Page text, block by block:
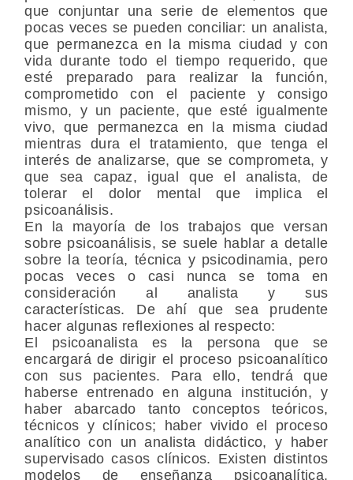
que conjuntar una serie de elementos que
pocas veces se pueden conciliar: un analista,
que permanezca en la misma ciudad y con
vida durante todo el tiempo requerido, que
esté preparado para realizar la función,
comprometido con el paciente y consigo
mismo, y un paciente, que esté igualmente
vivo, que permanezca en la misma ciudad
mientras dura el tratamiento, que tenga el
interés de analizarse, que se comprometa, y
que sea capaz, igual que el analista, de
tolerar el dolor mental que implica el
psicoanálisis.
En la mayoría de los trabajos que versan
sobre psicoanálisis, se suele hablar a detalle
sobre la teoría, técnica y psicodinamia, pero
pocas veces o casi nunca se toma en
consideración al analista y sus
características. De ahí que sea prudente
hacer algunas reflexiones al respecto:
El psicoanalista es la persona que se
encargará de dirigir el proceso psicoanalítico
con sus pacientes. Para ello, tendrá que
haberse entrenado en alguna institución, y
haber abarcado tanto conceptos teóricos,
técnicos y clínicos; haber vivido el proceso
analítico con un analista didáctico, y haber
supervisado casos clínicos. Existen distintos
modelos de enseñanza psicoanalítica,